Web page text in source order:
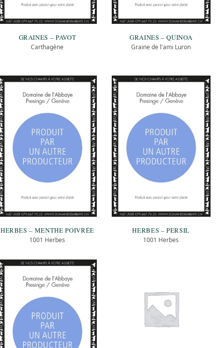
GRAINES – PAVOT
Carthagène
GRAINES – QUINOA
Graine de l'ami Luron
HERBES – MENTHE POIVRÉE
1001 Herbes
HERBES – PERSIL
1001 Herbes